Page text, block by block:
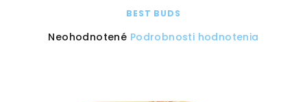
BEST BUDS
Priemerné
Neohodnotené Podrobnosti hodnotenia